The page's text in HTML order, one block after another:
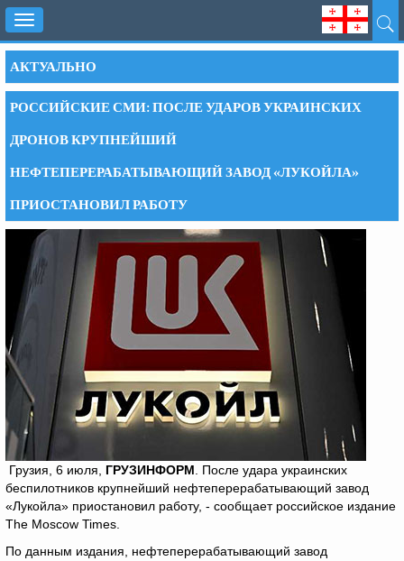
Toggle
navigation
АКТУАЛЬНО
РОССИЙСКИЕ СМИ: ПОСЛЕ УДАРОВ УКРАИНСКИХ
ДРОНОВ КРУПНЕЙШИЙ
НЕФТЕПЕРЕРАБАТЫВАЮЩИЙ ЗАВОД «ЛУКОЙЛА»
ПРИОСТАНОВИЛ РАБОТУ
Грузия, 6 июля, ГРУЗИНФОРМ . После удара украинских
беспилотников крупнейший нефтеперерабатывающий завод
«Лукойла» приостановил работу, - сообщает российское издание
The Moscow Times.
По данным издания, нефтеперерабатывающий завод